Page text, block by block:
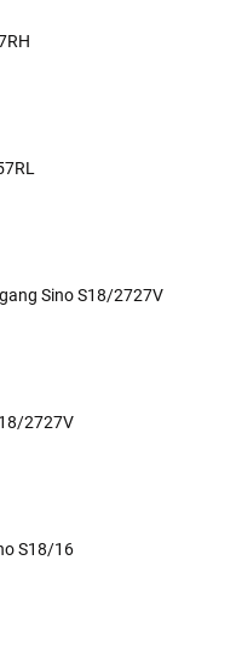
Sino S18/2727V
2727V
S18/16